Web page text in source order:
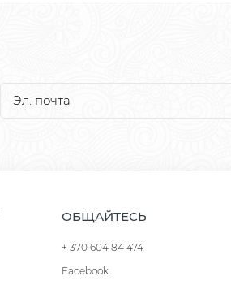
ОБЩАЙТЕСЬ
+ 370 604 84 474
Facebook